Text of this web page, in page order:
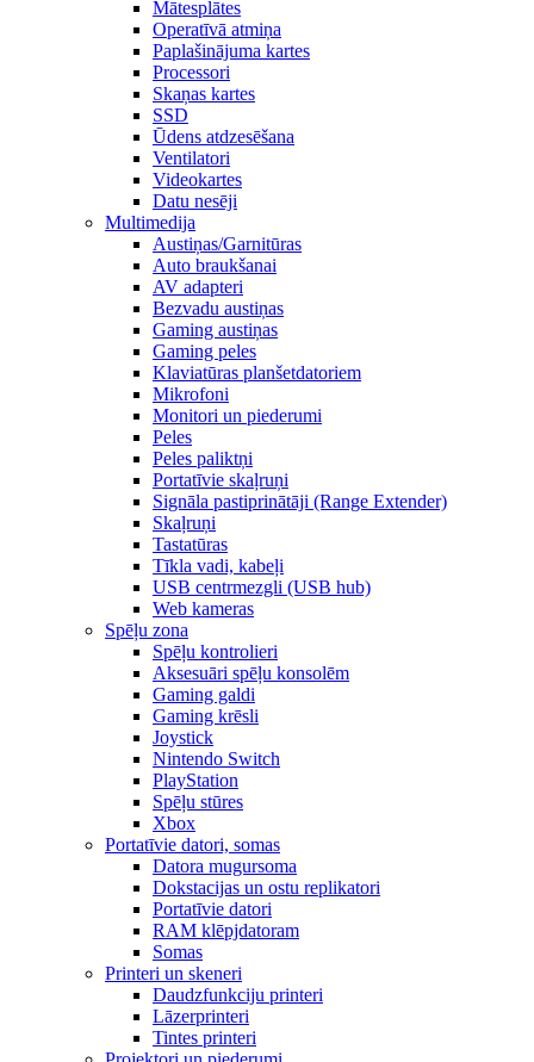
Mātesplātes
Operatīvā atmiņa
Paplašinājuma kartes
Processori
Skaņas kartes
SSD
Ūdens atdzesēšana
Ventilatori
Videokartes
Datu nesēji
Multimedija
Austiņas/Garnitūras
Auto braukšanai
AV adapteri
Bezvadu austiņas
Gaming austiņas
Gaming peles
Klaviatūras planšetdatoriem
Mikrofoni
Monitori un piederumi
Peles
Peles paliktņi
Portatīvie skaļruņi
Signāla pastiprinātāji (Range Extender)
Skaļruņi
Tastatūras
Tīkla vadi, kabeļi
USB centrmezgli (USB hub)
Web kameras
Spēļu zona
Spēļu kontrolieri
Aksesuāri spēļu konsolēm
Gaming galdi
Gaming krēsli
Joystick
Nintendo Switch
PlayStation
Spēļu stūres
Xbox
Portatīvie datori, somas
Datora mugursoma
Dokstacijas un ostu replikatori
Portatīvie datori
RAM klēpjdatoram
Somas
Printeri un skeneri
Daudzfunkciju printeri
Lāzerprinteri
Tintes printeri